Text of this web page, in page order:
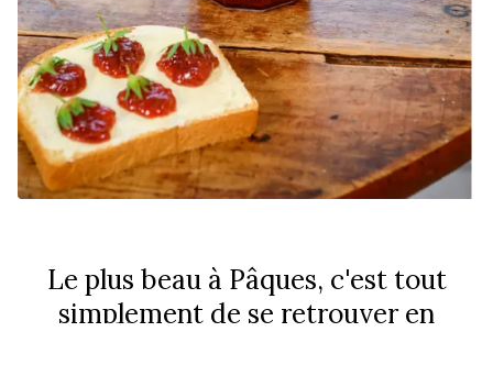
Le plus beau à Pâques, c'est tout
simplement de se retrouver en
famille